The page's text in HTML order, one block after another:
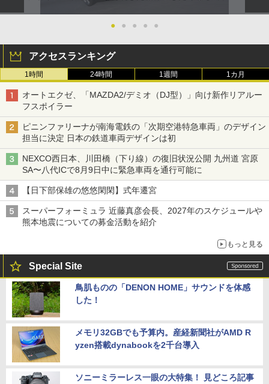
● ● ● ● ●
アクセスランキング
1時間 24時間 1週間 1カ月
オートエクゼ、「MAZDA2/デミオ（DJ型）」向け新作リアルー
フスポイラー
ピニンファリーナが南海電鉄の「次期空港特急車両」のデザイン
担当に決定 日本の鉄道車両デザインは初
NEXCO西日本、川田橋（下り線）の復旧状況公開 九州道 宮原
SA〜八代ICで8月9日中に緊急車両を通行可能に
【日下部保雄の悠悠閑閑】式年遷宮
スーパーフォーミュラ 近藤真彦会長、2027年のスケジュールや
熊本地震についての募金活動を紹介
もっと見る
Special Site
鳥肌ものの「DENON HOME」サウンドを体感
した！
メモリ32GBでも予算内。産経新聞社がAMD R
yzen搭載dynabookを2千台導入
ソニーミラーレス一眼の大特集！ 見どころ記事